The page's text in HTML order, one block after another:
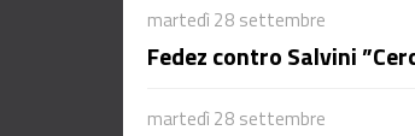
martedì 28 settembre
Fedez contro Salvini
martedì 28 settembre